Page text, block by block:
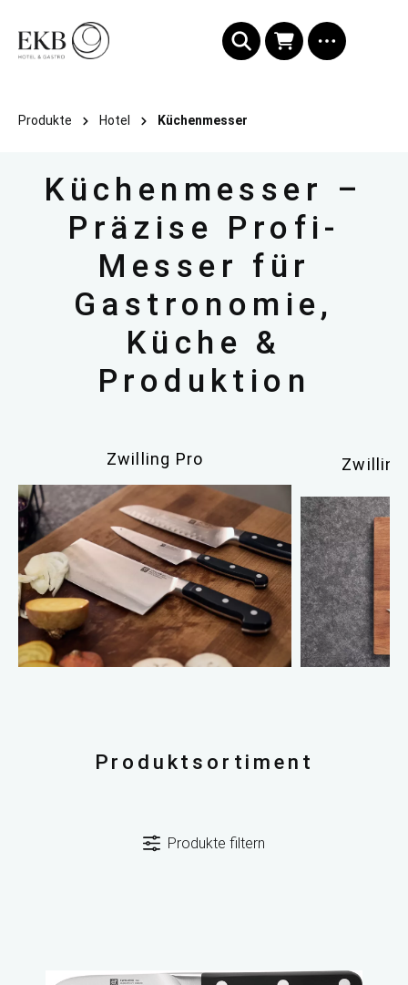
Produkte Hotel Küchenmesser
Küchenmesser –
Präzise Profi-
Messer für
Gastronomie,
Küche &
Produktion
Zwilling Pro
Produktsortiment
Produkte filtern